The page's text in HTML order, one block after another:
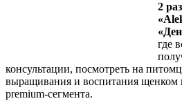
2
где
консультации, посмотреть на
выращивания и воспитания щенком
premium-сегмента.